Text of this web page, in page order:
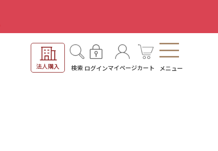
法人購入 検索 ログインマイページカート メニュー